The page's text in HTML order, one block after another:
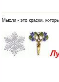
Мысли - это краски,